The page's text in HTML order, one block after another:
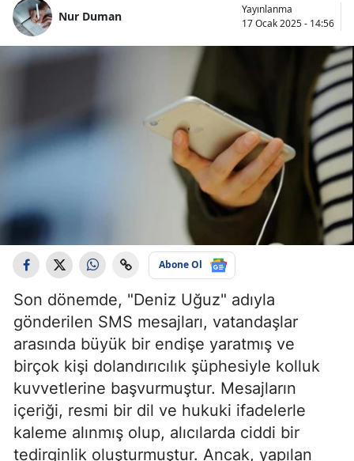
Nur Duman
Yayınlanma
17 Ocak 2025 - 14:56
Abone Ol
Son dönemde, "Deniz Uğuz" adıyla
gönderilen SMS mesajları, vatandaşlar
arasında büyük bir endişe yaratmış ve
birçok kişi dolandırıcılık şüphesiyle kolluk
kuvvetlerine başvurmuştur. Mesajların
içeriği, resmi bir dil ve hukuki ifadelerle
kaleme alınmış olup, alıcılarda ciddi bir
tedirginlik oluşturmuştur. Ancak, yapılan